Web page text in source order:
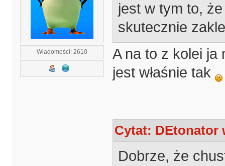
Wiadomości: 2610
jest w tym to,
skutecznie
A na to z kolei ja
jest właśnie tak
Cytat: DEtonator
Dobrze, że